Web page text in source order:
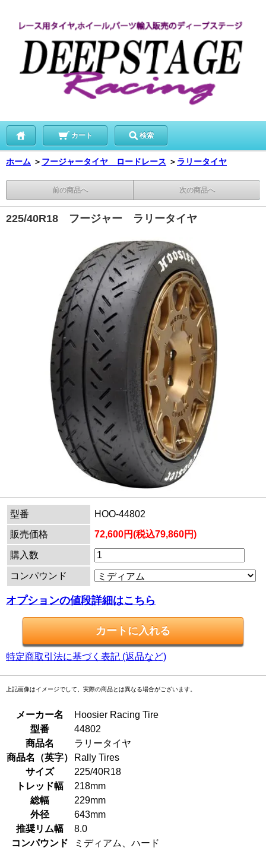
カート 検索
ホーム ＞ フージャータイヤ ロードレース ＞ ラリータイヤ
前の商品へ 次の商品へ
225/40R18 フージャー ラリータイヤ
型番
HOO-44802
販売価格
72,600円(税込79,860円)
購入数
コンパウンド
オプションの値段詳細はこちら
特定商取引法に基づく表記 (返品など)
上記画像はイメージでして、実際の商品とは異なる場合がございます。
メーカー名
Hoosier Racing Tire
型番
44802
商品名
ラリータイヤ
商品名（英字）
Rally Tires
サイズ
225/40R18
トレッド幅
218mm
総幅
229mm
外径
643mm
推奨リム幅
8.0
コンパウンド
ミディアム、ハード